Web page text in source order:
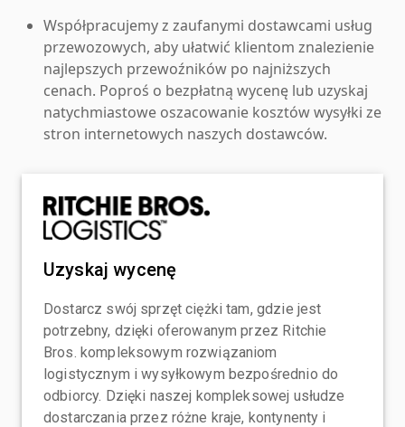
Współpracujemy z zaufanymi dostawcami usług
przewozowych, aby ułatwić klientom znalezienie
najlepszych przewoźników po najniższych
cenach. Poproś o bezpłatną wycenę lub uzyskaj
natychmiastowe oszacowanie kosztów wysyłki ze
stron internetowych naszych dostawców.
Uzyskaj wycenę
Dostarcz swój sprzęt ciężki tam, gdzie jest
potrzebny, dzięki oferowanym przez Ritchie
Bros. kompleksowym rozwiązaniom
logistycznym i wysyłkowym bezpośrednio do
odbiorcy. Dzięki naszej kompleksowej usłudze
dostarczania przez różne kraje, kontynenty i